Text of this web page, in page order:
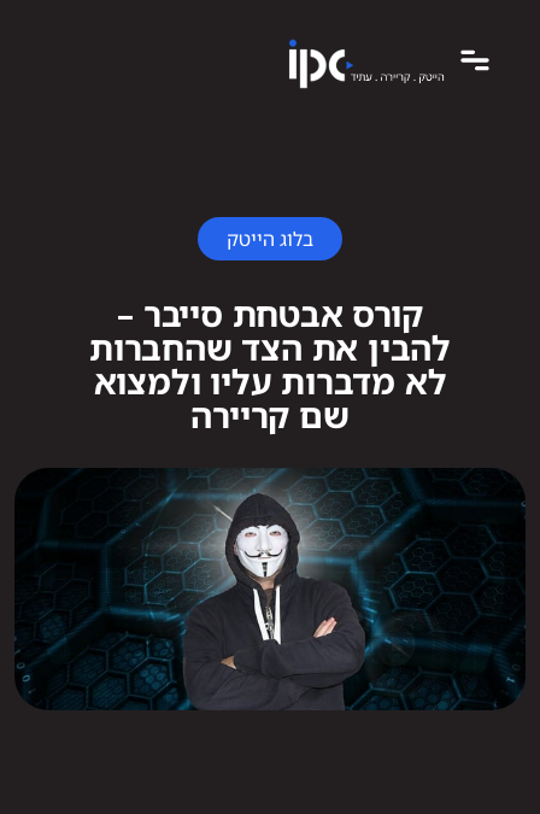
בלוג הייטק
קורס אבטחת סייבר –
להבין את הצד שהחברות
לא מדברות עליו ולמצוא
שם קריירה